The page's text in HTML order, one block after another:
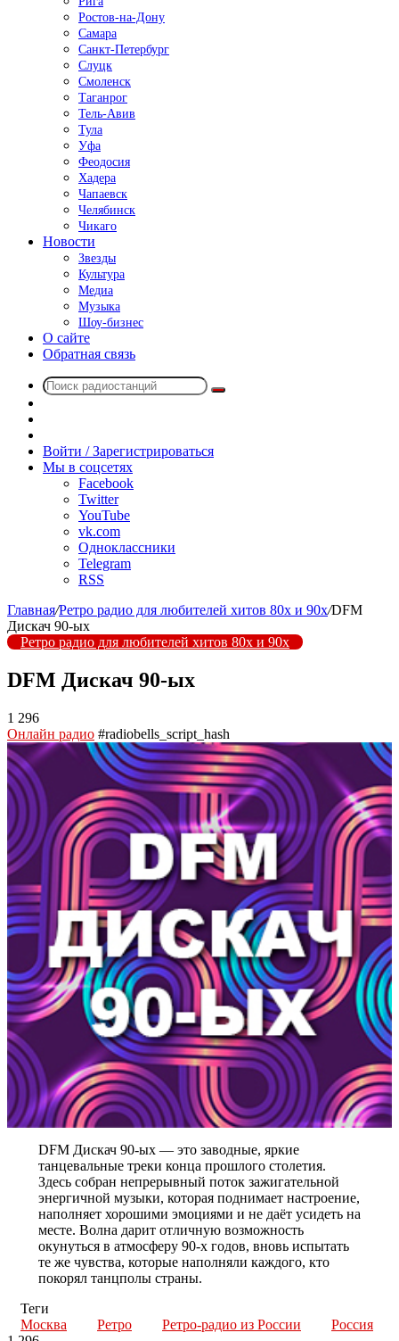
Ростов-на-Дону
Самара
Санкт-Петербург
Слуцк
Смоленск
Таганрог
Тель-Авив
Тула
Уфа
Феодосия
Хадера
Чапаевск
Челябинск
Чикаго
Новости
Звезды
Культура
Медиа
Музыка
Шоу-бизнес
О сайте
Обратная связь
Поиск
радио
Войти / Зарегистрироваться
Мы в соцсетях
Facebook
Twitter
YouTube
vk.com
Одноклассники
Telegram
RSS
Главная/Ретро радио для любителей хитов 80х и 90х/DFM
Дискач 90-ых
Ретро радио для любителей хитов 80х и 90х
DFM Дискач 90-ых
1 296
Онлайн радио #radiobells_script_hash
DFM Дискач 90-ых — это заводные, яркие
танцевальные треки конца прошлого столетия.
Здесь собран непрерывный поток зажигательной
энергичной музыки, которая поднимает настроение,
наполняет хорошими эмоциями и не даёт усидеть на
месте. Волна дарит отличную возможность
окунуться в атмосферу 90-х годов, вновь испытать
те же чувства, которые наполняли каждого, кто
покорял танцполы страны.
Теги
Москва
Ретро Ретро-радио из России
Россия